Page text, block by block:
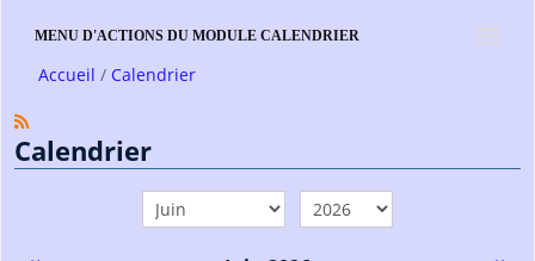
MENU D'ACTIONS DU MODULE CALENDRIER
Accueil Calendrier
Calendrier
mois année